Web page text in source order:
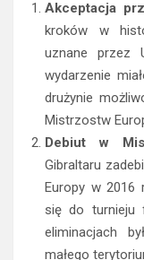
Akceptacja
kroków w
uznane przez
wydarzenie
drużynie
Mistrzostw
Debiut w
Gibraltaru
Europy w 2016
się do turnieju
eliminacjach
małego